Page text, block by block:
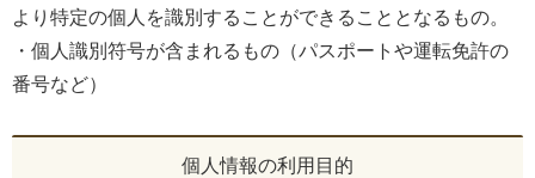
より特定の個人を識別することができることとなるもの。
・個人識別符号が含まれるもの（パスポートや運転免許の
番号など）
個人情報の利用目的